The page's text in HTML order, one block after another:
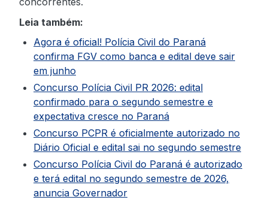
Leia também:
Agora é oficial! Polícia Civil do Paraná
confirma FGV como banca e edital deve sair
em junho
Concurso Polícia Civil PR 2026: edital
confirmado para o segundo semestre e
expectativa cresce no Paraná
Concurso PCPR é oficialmente autorizado no
Diário Oficial e edital sai no segundo semestre
Concurso Polícia Civil do Paraná é autorizado
e terá edital no segundo semestre de 2026,
anuncia Governador